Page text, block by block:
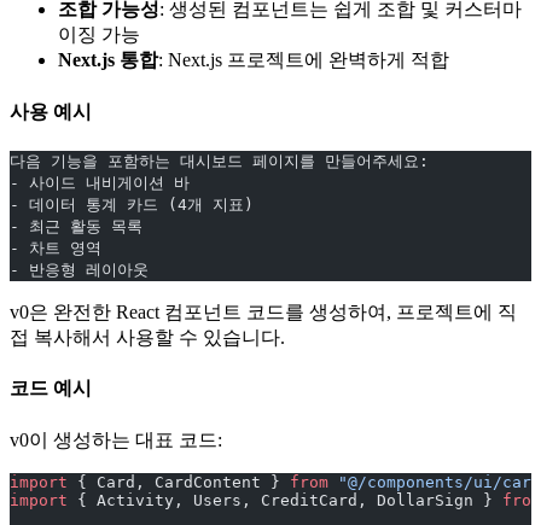
조합 가능성: 생성된 컴포넌트는 쉽게 조합 및 커스터마
이징 가능
Next.js 통합: Next.js 프로젝트에 완벽하게 적합
사용 예시
다음 기능을 포함하는 대시보드 페이지를 만들어주세요:
- 사이드 내비게이션 바
- 데이터 통계 카드 (4개 지표)
- 최근 활동 목록
- 차트 영역
- 반응형 레이아웃
v0은 완전한 React 컴포넌트 코드를 생성하여, 프로젝트에 직
접 복사해서 사용할 수 있습니다.
코드 예시
v0이 생성하는 대표 코드:
import { Card, CardContent } from "@/components/ui/
import { Activity, Users, CreditCard, DollarSign } from